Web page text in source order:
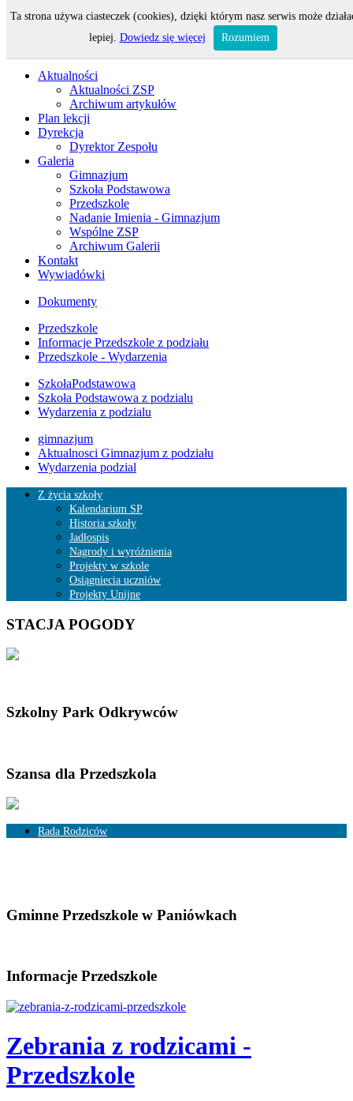
Odwiedza nas 33 gości oraz 0 użytkowników.
Aktualności
Aktualności ZSP
Archiwum artykułów
Plan lekcji
Dyrekcja
Dyrektor Zespołu
Galeria
Gimnazjum
Szkoła Podstawowa
Przedszkole
Nadanie Imienia - Gimnazjum
Wspólne ZSP
Archiwum Galerii
Kontakt
Wywiadówki
Dokumenty
Przedszkole
Informacje Przedszkole z podziału
Przedszkole - Wydarzenia
SzkołaPodstawowa
Szkoła Podstawowa z podzialu
Wydarzenia z podzialu
gimnazjum
Aktualnosci Gimnazjum z podziału
Wydarzenia podzial
Z życia szkoły
Kalendarium SP
Historia szkoły
Jadłospis
Nagrody i wyróżnienia
Projekty w szkole
Osiągniecia uczniów
Projekty Unijne
STACJA POGODY
Szkolny Park Odkrywców
Szansa dla Przedszkola
Rada Rodziców
Gminne Przedszkole w Paniówkach
Informacje Przedszkole
Zebrania z rodzicami -
Przedszkole
Ta strona używa ciasteczek (cookies), dzięki którym nasz serwis może
lepiej. Dowiedz się więcej Rozumiem